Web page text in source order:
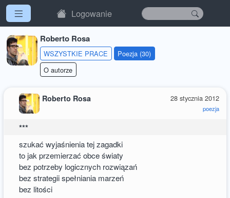
Logowanie
Roberto Rosa
WSZYSTKIE PRACE
Poezja (30)
O autorze
28 stycznia 2012
poezja
Roberto Rosa
***
szukać wyjaśnienia tej zagadki
to jak przemierzać obce światy
bez potrzeby logicznych rozwiązań
bez strategii spełniania marzeń
bez litości